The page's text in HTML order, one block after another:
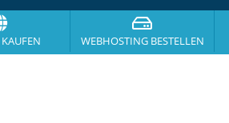
WEBHOSTING BESTELLEN